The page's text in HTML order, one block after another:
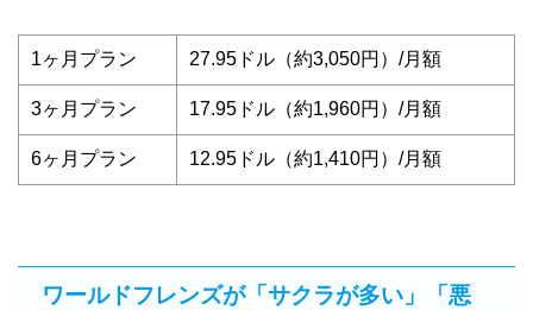
1ヶ月プラン 27.95ドル（約3,050円）/月額
3ヶ月プラン 17.95ドル（約1,960円）/月額
6ヶ月プラン 12.95ドル（約1,410円）/月額
ワールドフレンズが「サクラが多い」「悪